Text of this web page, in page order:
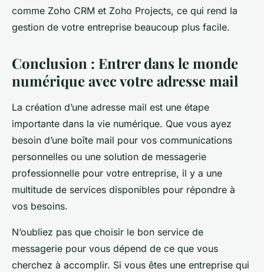
comme Zoho CRM et Zoho Projects, ce qui rend la
gestion de votre entreprise beaucoup plus facile.
Conclusion : Entrer dans le monde
numérique avec votre adresse mail
La création d’une adresse mail est une étape
importante dans la vie numérique. Que vous ayez
besoin d’une boîte mail pour vos communications
personnelles ou une solution de messagerie
professionnelle pour votre entreprise, il y a une
multitude de services disponibles pour répondre à
vos besoins.
N’oubliez pas que choisir le bon service de
messagerie pour vous dépend de ce que vous
cherchez à accomplir. Si vous êtes une entreprise qui